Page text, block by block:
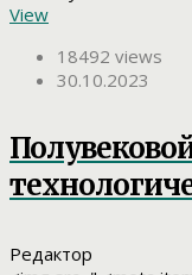
View
18492 views
30.10.2023
Редактор